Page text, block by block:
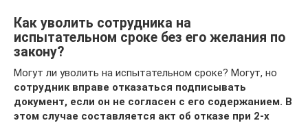
Как уволить сотрудника на
испытательном сроке без его желания по
закону?
Могут ли уволить на испытательном сроке? Могут, но
сотрудник вправе отказаться подписывать
документ, если он не согласен с его содержанием. В
этом случае составляется акт об отказе при 2-х